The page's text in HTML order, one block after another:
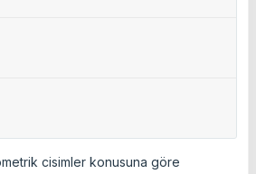
cisimler konusuna göre